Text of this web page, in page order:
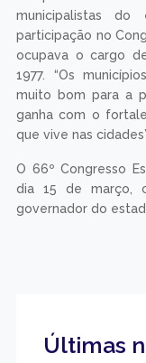
municipalistas do
participação no
ocupava o cargo
1977. “Os
muito bom para a
ganha com o
que vive nas
O 66º Congresso
dia 15 de março,
governador do
Últimas